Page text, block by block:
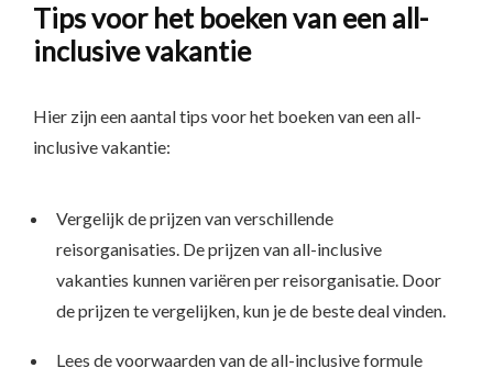
Tips voor het boeken van een all-
inclusive vakantie
Hier zijn een aantal tips voor het boeken van een all-
inclusive vakantie:
Vergelijk de prijzen van verschillende
reisorganisaties. De prijzen van all-inclusive
vakanties kunnen variëren per reisorganisatie. Door
de prijzen te vergelijken, kun je de beste deal vinden.
Lees de voorwaarden van de all-inclusive formule